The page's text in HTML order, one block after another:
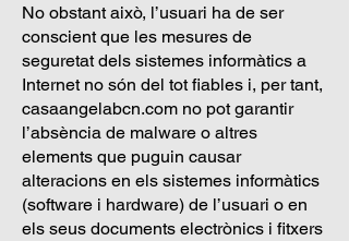
No obstant això, l’usuari ha de ser
conscient que les mesures de
seguretat dels sistemes informàtics a
Internet no són del tot fiables i, per tant,
casaangelabcn.com no pot garantir
l’absència de malware o altres
elements que puguin causar
alteracions en els sistemes informàtics
(software i hardware) de l’usuari o en
els seus documents electrònics i fitxers